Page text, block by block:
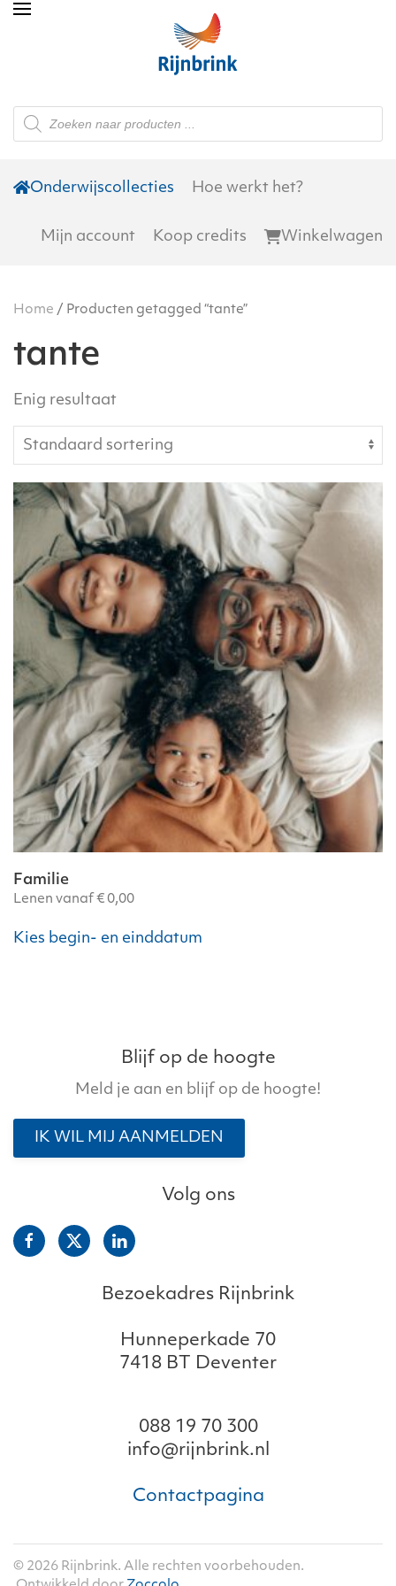
Skip to main content
Producten
zoeken
Onderwijscollecties Hoe werkt het?
Mijn account Koop credits Winkelwagen
Home / Producten getagged “tante”
tante
Enig resultaat
Familie
Lenen vanaf € 0,00
Kies begin- en einddatum
Blijf op de hoogte
Meld je aan en blijf op de hoogte!
IK WIL MIJ AANMELDEN
Volg ons
Bezoekadres Rijnbrink
Hunneperkade 70
7418 BT Deventer
088 19 70 300
info@rijnbrink.nl
Contactpagina
© 2026 Rijnbrink. Alle rechten voorbehouden.